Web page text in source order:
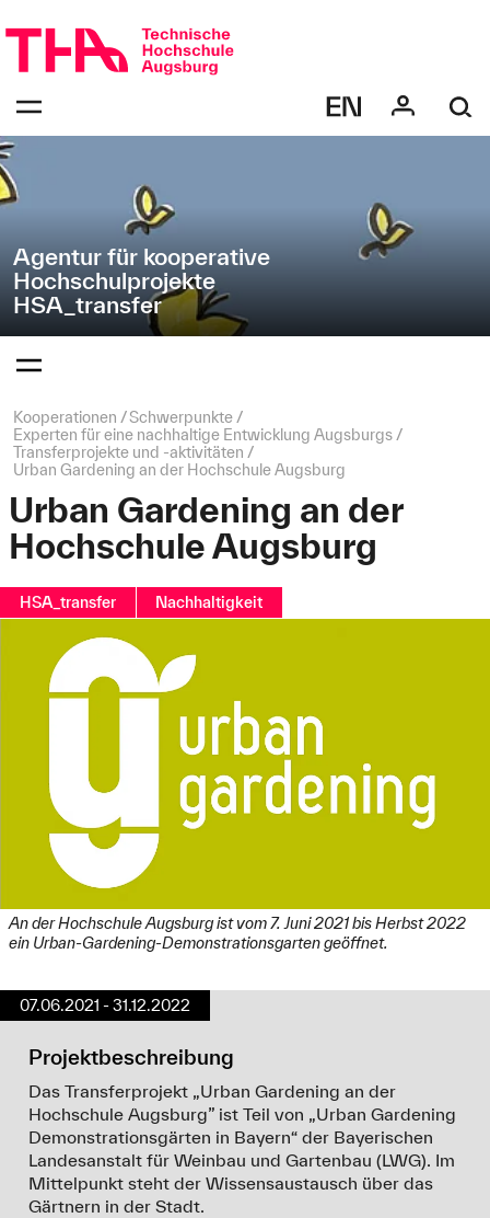
überspringen
zur
Navigation
"HSA_transfer"
Agentur für kooperative
Hochschulprojekte
HSA_transfer
bestätigen
Öffnen
bestätigen
des
Menüs
Seitenpfad:
Kooperationen
Schwerpunkte
Experten für eine nachhaltige Entwicklung Augsburgs
Transferprojekte und -aktivitäten
Urban Gardening an der Hochschule Augsburg
Urban Gardening an der
Hochschule Augsburg
HSA_transfer Nachhaltigkeit
An der Hochschule Augsburg ist vom 7. Juni 2021 bis Herbst 2022
ein Urban-Gardening-Demonstrationsgarten geöffnet.
07.06.2021 - 31.12.2022
Projektbeschreibung
Das Transferprojekt „Urban Gardening an der
Hochschule Augsburg” ist Teil von „Urban Gardening
Demonstrationsgärten in Bayern“ der Bayerischen
Landesanstalt für Weinbau und Gartenbau (LWG). Im
Mittelpunkt steht der Wissensaustausch über das
Gärtnern in der Stadt.